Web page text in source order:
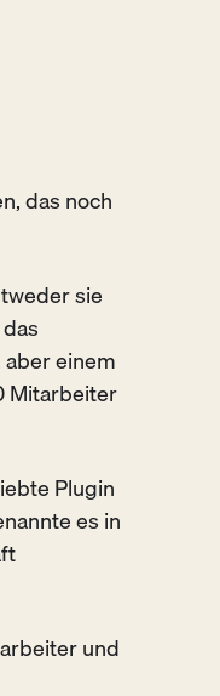
das noch
sie
einem
Mitarbeiter
Plugin
es in
und